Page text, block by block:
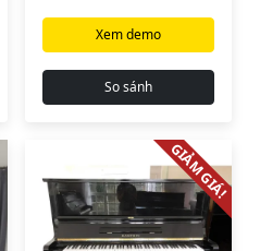
Xem demo
So sánh
GIẢM GIÁ!